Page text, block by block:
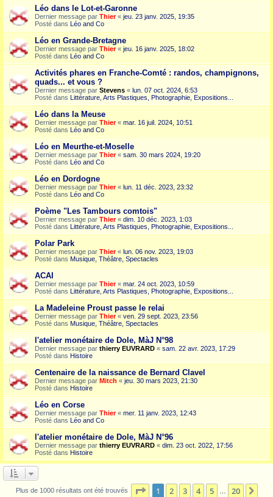
Léo dans le Lot-et-Garonne
Dernier message par Thier« jeu. 23 janv. 2025, 19:35
Posté dans Léo and Co
Léo en Grande-Bretagne
Dernier message par Thier« jeu. 16 janv. 2025, 18:02
Posté dans Léo and Co
Activités phares en Franche-Comté : randos, champignons,
quads... et vous ?
Dernier message par Stevens « lun. 07 oct. 2024, 6:53
Posté dans Littérature, Arts Plastiques, Photographie, Expositions...
Léo dans la Meuse
Dernier message par Thier« mar. 16 juil. 2024, 10:51
Posté dans Léo and Co
Léo en Meurthe-et-Moselle
Dernier message par Thier« sam. 30 mars 2024, 19:20
Posté dans Léo and Co
Léo en Dordogne
Dernier message par Thier« lun. 11 déc. 2023, 23:32
Posté dans Léo and Co
Poème "Les Tambours comtois"
Dernier message par Thier« dim. 10 déc. 2023, 1:03
Posté dans Littérature, Arts Plastiques, Photographie, Expositions...
Polar Park
Dernier message par Thier« lun. 06 nov. 2023, 19:03
Posté dans Musique, Théâtre, Spectacles
ACAI
Dernier message par Thier« mar. 24 oct. 2023, 10:59
Posté dans Littérature, Arts Plastiques, Photographie, Expositions...
La Madeleine Proust passe le relai
Dernier message par Thier« ven. 29 sept. 2023, 23:56
Posté dans Musique, Théâtre, Spectacles
l'atelier monétaire de Dole, MàJ N°98
Dernier message par thierry EUVRARD « sam. 22 avr. 2023, 17:29
Posté dans Histoire
Centenaire de la naissance de Bernard Clavel
Dernier message par Mitch « jeu. 30 mars 2023, 21:30
Posté dans Histoire
Léo en Corse
Dernier message par Thier« mer. 11 janv. 2023, 12:43
Posté dans Léo and Co
l'atelier monétaire de Dole, MàJ N°96
Dernier message par thierry EUVRARD « dim. 23 oct. 2022, 17:56
Posté dans Histoire
Plus de 1000 résultats ont été trouvés Page 1sur20
1 2 3 4 5 20